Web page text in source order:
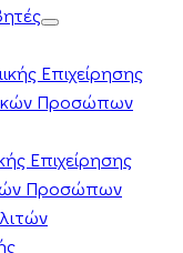
Επιχείρησης
Προσώπων
Επιχείρησης
Προσώπων